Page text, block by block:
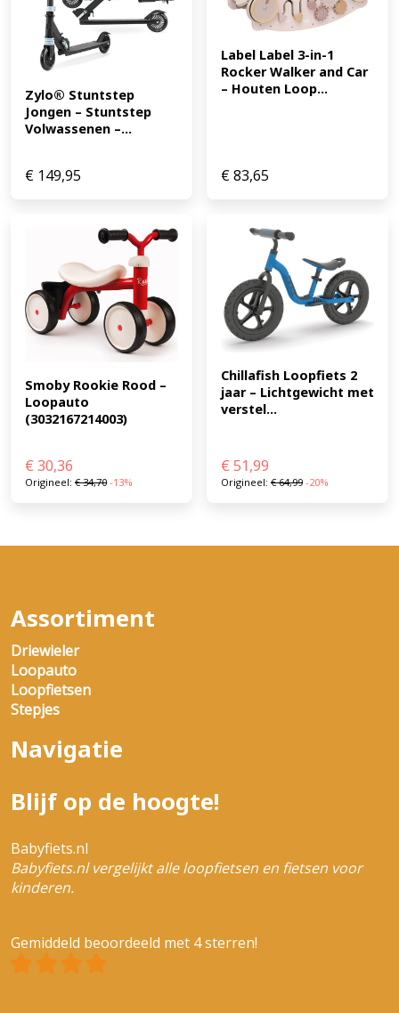
Zylo® Stuntstep
Jongen – Stuntstep
Volwassenen –...
€ 149,95
Label Label 3-in-1
Rocker Walker and Car
– Houten Loop...
€83,65
Smoby Rookie Rood –
Loopauto
(3032167214003)
€ 30,36
Origineel: €34,70 -13%
Chillafish Loopfiets 2
jaar – Lichtgewicht met
verstel...
€ 51,99
Origineel: €64,99 -20%
Assortiment
Driewieler
Loopauto
Loopfietsen
Stepjes
Navigatie
Blijf op de hoogte!
Babyfiets.nl
Babyfiets.nl vergelijkt alle loopfietsen en fietsen voor
kinderen.
Gemiddeld beoordeeld met 4 sterren!